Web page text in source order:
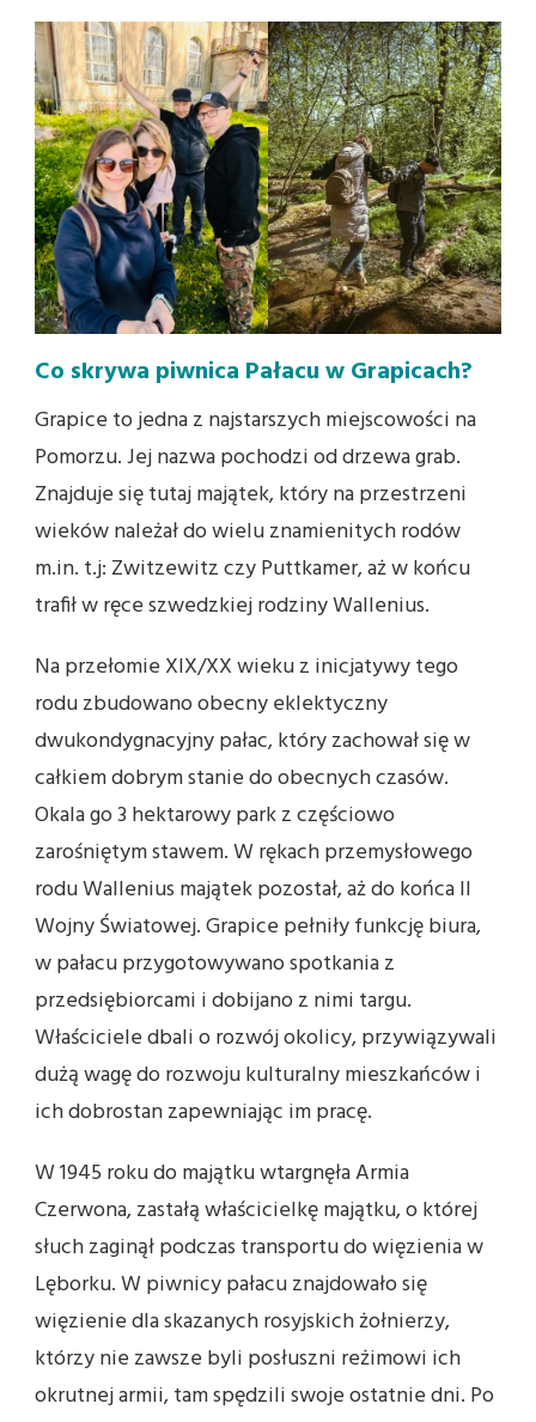
Co skrywa piwnica Pałacu w Grapicach?
Grapice to jedna z najstarszych miejscowości na
Pomorzu. Jej nazwa pochodzi od drzewa grab.
Znajduje się tutaj majątek, który na przestrzeni
wieków należał do wielu znamienitych rodów
m.in. t.j: Zwitzewitz czy Puttkamer, aż w końcu
trafił w ręce szwedzkiej rodziny Wallenius.
Na przełomie XIX/XX wieku z inicjatywy tego
rodu zbudowano obecny eklektyczny
dwukondygnacyjny pałac, który zachował się w
całkiem dobrym stanie do obecnych czasów.
Okala go 3 hektarowy park z częściowo
zarośniętym stawem. W rękach przemysłowego
rodu Wallenius majątek pozostał, aż do końca II
Wojny Światowej. Grapice pełniły funkcję biura,
w pałacu przygotowywano spotkania z
przedsiębiorcami i dobijano z nimi targu.
Właściciele dbali o rozwój okolicy, przywiązywali
dużą wagę do rozwoju kulturalny mieszkańców i
ich dobrostan zapewniając im pracę.
W 1945 roku do majątku wtargnęła Armia
Czerwona, zastałą właścicielkę majątku, o której
słuch zaginął podczas transportu do więzienia w
Lęborku. W piwnicy pałacu znajdowało się
więzienie dla skazanych rosyjskich żołnierzy,
którzy nie zawsze byli posłuszni reżimowi ich
okrutnej armii, tam spędzili swoje ostatnie dni. Po